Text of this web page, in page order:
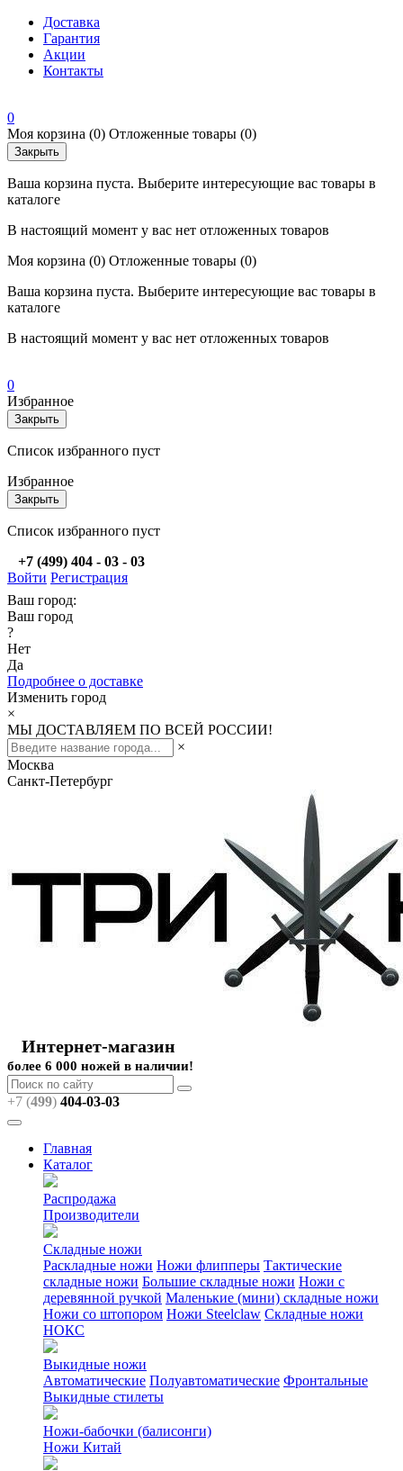
Доставка
Гарантия
Акции
Контакты
0
Моя корзина (0) Отложенные товары (0)
Закрыть
Ваша корзина пуста. Выберите интересующие вас товары в
каталоге
В настоящий момент у вас нет отложенных товаров
Моя корзина (0) Отложенные товары (0)
Ваша корзина пуста. Выберите интересующие вас товары в
каталоге
В настоящий момент у вас нет отложенных товаров
0
Избранное
Закрыть
Список избранного пуст
Избранное
Закрыть
Список избранного пуст
+7 (499) 404 - 03 - 03
Войти Регистрация
Ваш город:
Ваш город
?
Нет
Да
Подробнее о доставке
Изменить город
×
МЫ ДОСТАВЛЯЕМ ПО ВСЕЙ РОССИИ!
×
Москва
Санкт-Петербург
Интернет-магазин
более 6 000 ножей в наличии!
+7 (499) 404-03-03
Главная
Каталог
Распродажа
Производители
Складные ножи
Раскладные ножи Ножи флипперы Тактические
складные ножи Большие складные ножи Ножи с
деревянной ручкой Маленькие (мини) складные ножи
Ножи со штопором Ножи Steelclaw Складные ножи
НОКС
Выкидные ножи
Автоматические Полуавтоматические Фронтальные
Выкидные стилеты
Ножи-бабочки (балисонги)
Ножи Китай